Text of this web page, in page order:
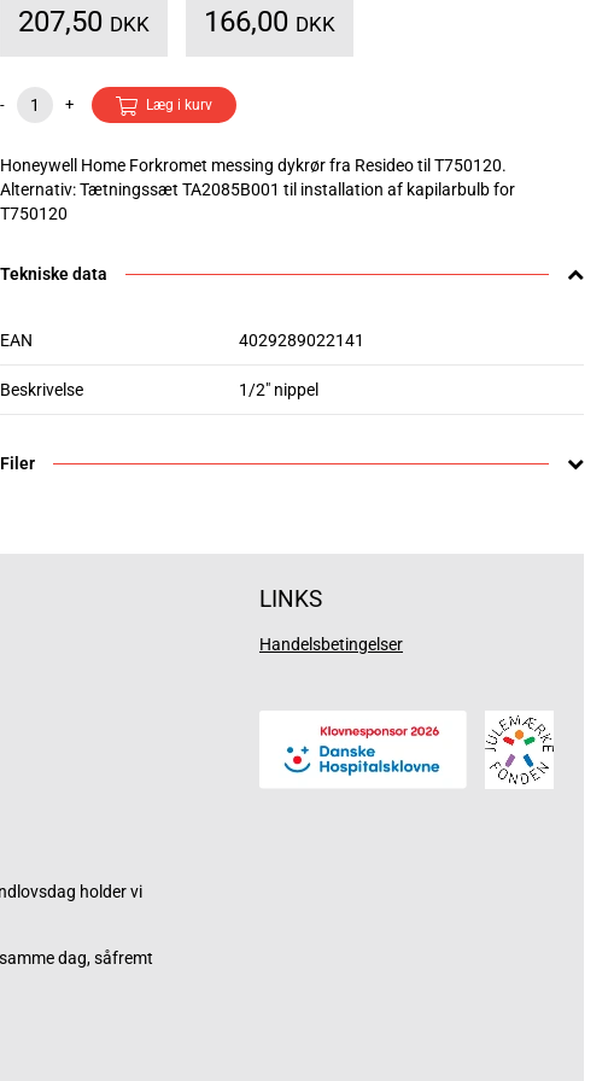
207,50 DKK 166,00 DKK
- + Læg i kurv
Honeywell Home Forkromet messing dykrør fra Resideo til T750120.
Alternativ: Tætningssæt TA2085B001 til installation af kapilarbulb for
T750120
Tekniske data
EAN 4029289022141
Beskrivelse 1/2" nippel
Filer
holder vi
dag, såfremt
LINKS
Handelsbetingelser